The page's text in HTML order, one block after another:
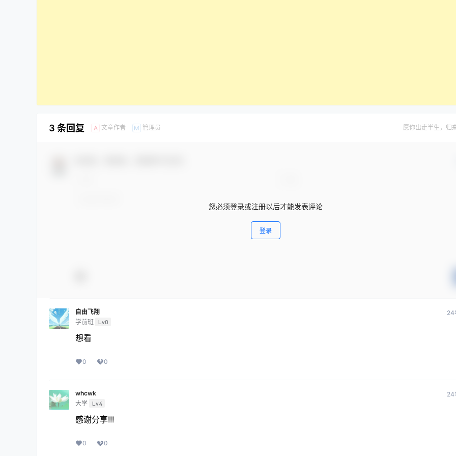
3 条回复 A 文章作者 M 管理员 愿你出走半生，归
您必须登录或注册以后才能发表评论
登录
自由飞翔
学前班 Lv0
24
想看
0 0
whcwk
大学 Lv4
24
感谢分享!!!
0 0